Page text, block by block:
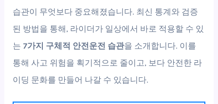
습관이 무엇보다 중요해졌습니다. 최신 통계와 검증
된 방법을 통해, 라이더가 일상에서 바로 적용할 수 있
는 7가지 구체적 안전운전 습관을 소개합니다. 이를
통해 사고 위험을 획기적으로 줄이고, 보다 안전한 라
이딩 문화를 만들어 나갈 수 있습니다.